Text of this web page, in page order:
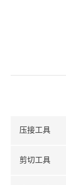
压接工具
剪切工具